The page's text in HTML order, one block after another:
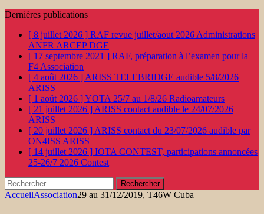
Dernières publications
[ 8 juillet 2026 ] RAF revue juillet/aout 2026 Administrations
ANFR ARCEP DGE
[ 17 septembre 2021 ] RAF, préparation à l’examen pour la
F4 Association
[ 4 août 2026 ] ARISS TELEBRIDGE audible 5/8/2026
ARISS
[ 1 août 2026 ]YOTA 25/7 au 1/8/26 Radioamateurs
[ 21 juillet 2026 ] ARISS contact audible le 24/07/2026
ARISS
[ 20 juillet 2026 ] ARISS contact du 23/07/2026 audible par
ON4ISS ARISS
[ 14 juillet 2026 ] IOTA CONTEST, participations annoncées
25-26/7 2026 Contest
Rechercher :
AccueilAssociation29 au 31/12/2019, T46W Cuba